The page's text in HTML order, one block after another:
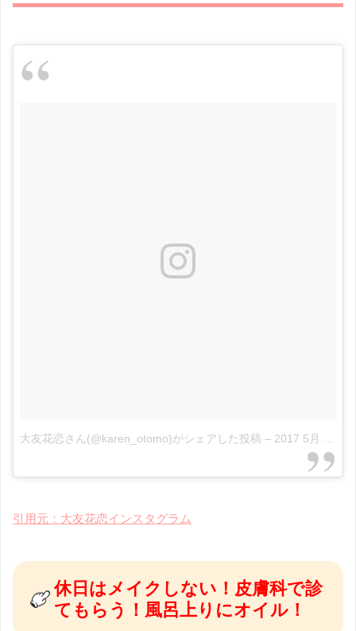
大友花恋さん(@karen_otomo)がシェアした投稿 – 2017 5月 20 5:46午後 PDT
引用元：大友花恋インスタグラム
休日はメイクしない！皮膚科で診
てもらう！風呂上りにオイル！